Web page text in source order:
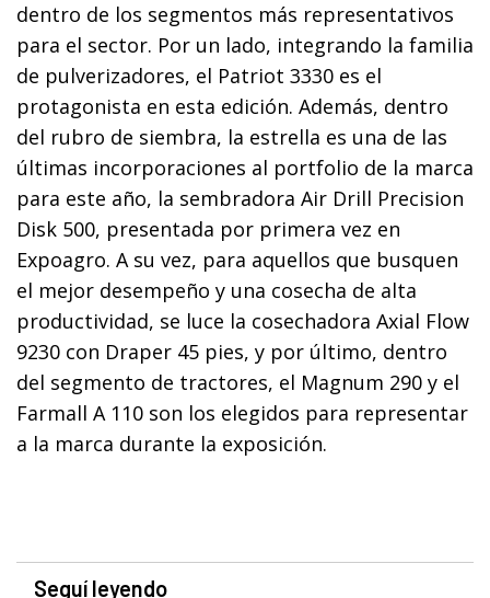
dentro de los segmentos más representativos
para el sector. Por un lado, integrando la familia
de pulverizadores, el Patriot 3330 es el
protagonista en esta edición. Además, dentro
del rubro de siembra, la estrella es una de las
últimas incorporaciones al portfolio de la marca
para este año, la sembradora Air Drill Precision
Disk 500, presentada por primera vez en
Expoagro. A su vez, para aquellos que busquen
el mejor desempeño y una cosecha de alta
productividad, se luce la cosechadora Axial Flow
9230 con Draper 45 pies, y por último, dentro
del segmento de tractores, el Magnum 290 y el
Farmall A 110 son los elegidos para representar
a la marca durante la exposición.
Seguí leyendo